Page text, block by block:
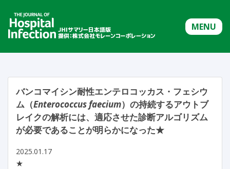
MENU
バンコマイシン耐性エンテロコッカス・フェシウ
ム（Enterococcus faecium）の持続するアウトブ
レイクの解析には、適応させた診断アルゴリズム
が必要であることが明らかになった★
2025.01.17
★